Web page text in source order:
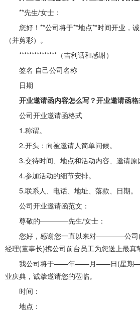
**先生/女士：
您好！**公司将于**地点**时间开业，
（并剪彩）。
***************（吉利话和感谢）
签名 自己公司名称
日期
开业邀请函内容怎么写？开业邀请函
公司开业邀请函格式
1.称谓。
2.开头：向被邀请人简单问候。
3.交待时间、地点和活动内容、邀请原
4.参加活动的细节安排。
5.联系人、电话、地址、落款、日期。
公司开业邀请函范文：
尊敬的————先生/女士：
您好，感谢您一直以来对————公司(
经理(董事长)携公司前台员工为您送上最真
我公司将于——年——月——日(星期—
业庆典，诚挚邀请您的莅临。
时间：
地点：